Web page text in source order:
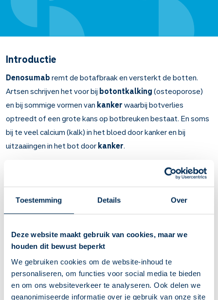
Toestemming Details Over
Deze website maakt gebruik van cookies, maar we
houden dit bewust beperkt
We gebruiken cookies om de website-inhoud te
personaliseren, om functies voor social media te bieden
en om ons websiteverkeer te analyseren. Ook delen we
geanonimiseerde informatie over je gebruik van onze site
Introductie
Denosumabremt de botafbraak en versterkt de botten.
Artsen schrijven het voor bij botontkalking(osteoporose)
en bij sommige vormen van kankerwaarbij botverlies
optreedt of een grote kans op botbreuken bestaat. En soms
bij te veel calcium (kalk) in het bloed door kanker en bij
uitzaaiingen in het bot doorkanker.
Belangrijk om te weten over Denosumab
Denosumab remt de afbraak van botten.
Bij botontkalking (osteoporose) en bij kanker als de
botten door de behandeling eerder kunnen breken of door
bij kanker als er te veel calcium (kalk) in het bloed is.
Zolang u dit medicijn gebruikt, heeft u minder kans op
u dit moet gebruiken.
De Prolia-injectie kunt u als u wilt zelf toedienen, een keer
in de 6 maanden.